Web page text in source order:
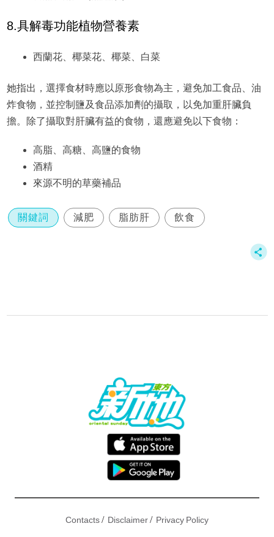
8.具解毒功能植物營養素
西蘭花、椰菜花、椰菜、白菜
她指出，選擇食材時應以原形食物為主，避免加工食品、油
炸食物，並控制鹽及食品添加劑的攝取，以免加重肝臟負
擔。除了攝取對肝臟有益的食物，還應避免以下食物：
高脂、高糖、高鹽的食物
酒精
來源不明的草藥補品
關鍵詞 減肥 脂肪肝 飲食
Contacts/ Disclaimer/ Privacy Policy